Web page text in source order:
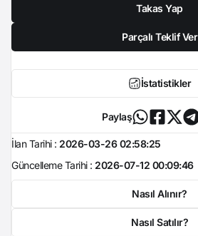
Takas Yap
Parçalı Teklif Ver
İstatistikler
Paylaş
İlan Tarihi : 2026-03-26 02:58:25
Güncelleme Tarihi : 2026-07-12 00:09:46
Nasıl Alınır?
Nasıl Satılır?